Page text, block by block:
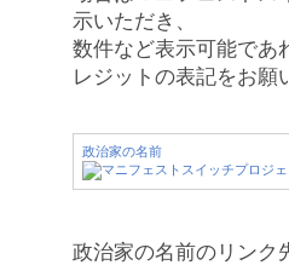
示いただき、
数件など表示可能であ
レジットの表記をお願
政治家の名前
政治家の名前のリンク